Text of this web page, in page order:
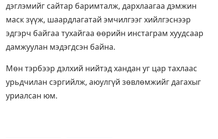
дэглэмийг сайтар баримталж, дархлаагаа дэмжин
маск зүүж, шаардлагатай эмчилгээг хийлгэснээр
эдгэрч байгаа тухайгаа өөрийн инстаграм хуудсаар
дамжуулан мэдэгдсэн байна.
Мөн тэрбээр дэлхий нийтэд хандан уг цар тахлаас
урьдчилан сэргийлж, аюулгүй зөвлөмжийг дагахыг
уриалсан юм.